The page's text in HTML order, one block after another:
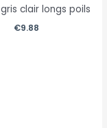
clair longs poils
€9.88